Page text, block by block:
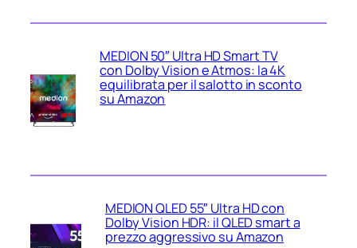
MEDION 50″ Ultra HD Smart TV
con Dolby Vision e Atmos: la 4K
equilibrata per il salotto in sconto
su Amazon
MEDION QLED 55″ Ultra HD con
Dolby Vision HDR: il QLED smart a
prezzo aggressivo su Amazon